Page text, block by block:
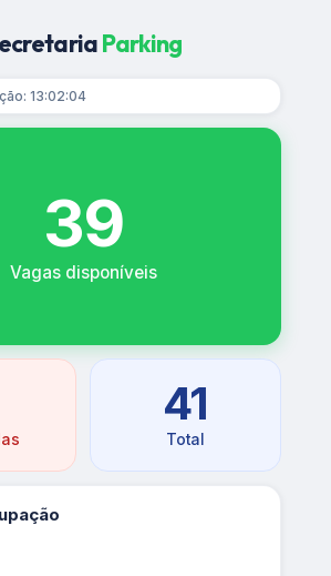
Parking
13:02:04
39
Vagas disponíveis
41
Total